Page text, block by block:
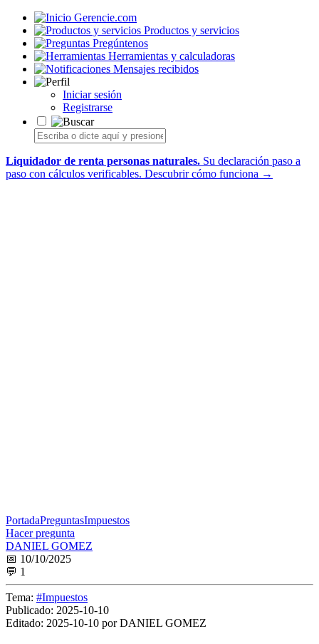
Gerencie.com
Productos y servicios
Pregúntenos
Herramientas y calculadoras
Mensajes recibidos
Iniciar sesión
Registrarse
Liquidador de renta personas naturales. Su declaración paso a
paso con cálculos verificables. Descubrir cómo funciona →
PortadaPreguntasImpuestos
Hacer pregunta
DANIEL GOMEZ
📅 10/10/2025
💬 1
Tema: #Impuestos
Publicado: 2025-10-10
Editado: 2025-10-10 por DANIEL GOMEZ